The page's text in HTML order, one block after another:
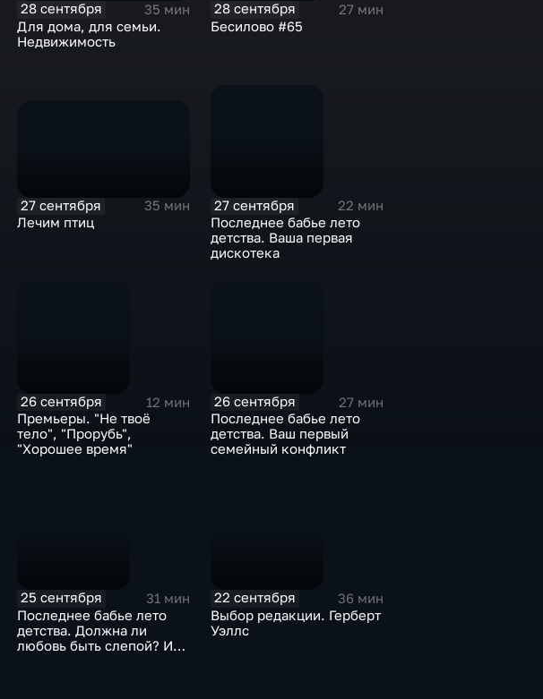
28 сентября
35 мин
Для дома, для семьи.
Недвижимость
28 сентября
27 мин
Бесилово #65
27 сентября
35 мин
Лечим птиц
27 сентября
22 мин
Последнее бабье лето
детства. Ваша первая
дискотека
26 сентября
12 мин
Премьеры. "Не твоё
тело", "Прорубь",
"Хорошее время"
26 сентября
27 мин
Последнее бабье лето
детства. Ваш первый
семейный конфликт
25 сентября
31 мин
Последнее бабье лето
детства. Должна ли
любовь быть слепой? Или
22 сентября
36 мин
Выбор редакции. Герберт
Уэллс